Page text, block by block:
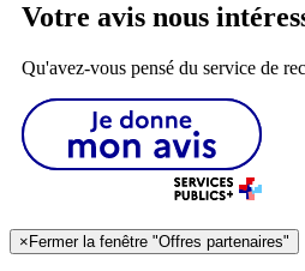
Votre avis nous
Qu'avez-vous pensé du service de
× Fermer la fenêtre "Offres partenaires"